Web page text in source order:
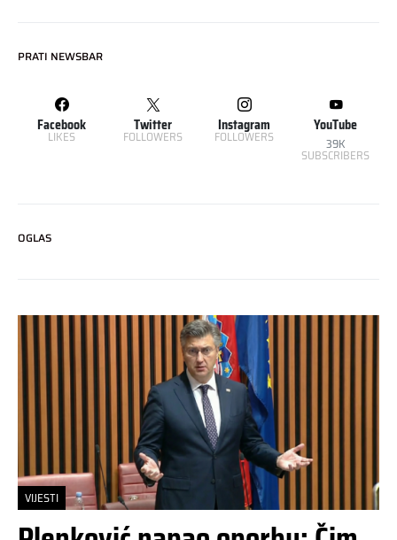
PRATI NEWSBAR
Facebook
LIKES
Twitter
FOLLOWERS
Instagram
FOLLOWERS
YouTube
39K
SUBSCRIBERS
OGLAS
VIJESTI